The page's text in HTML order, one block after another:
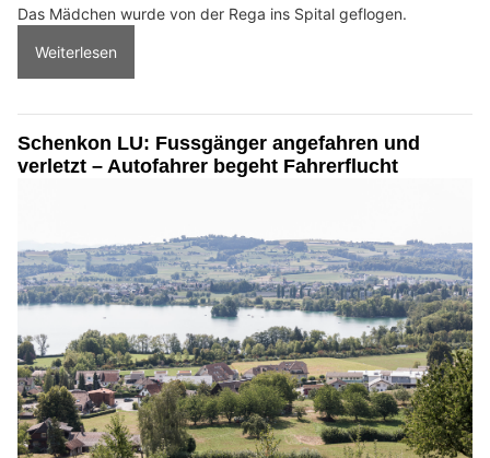
Das Mädchen wurde von der Rega ins Spital geflogen.
Weiterlesen
Schenkon LU: Fussgänger angefahren und
verletzt – Autofahrer begeht Fahrerflucht